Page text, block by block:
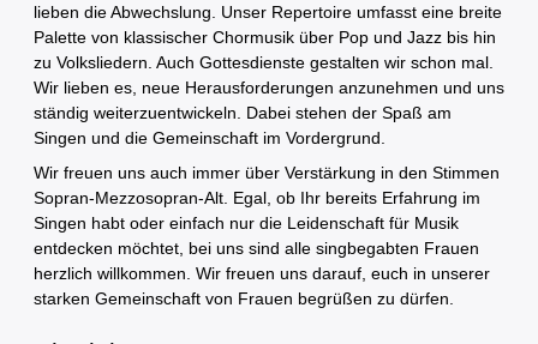
lieben die Abwechslung. Unser Repertoire umfasst eine breite
Palette von klassischer Chormusik über Pop und Jazz bis hin
zu Volksliedern. Auch Gottesdienste gestalten wir schon mal.
Wir lieben es, neue Herausforderungen anzunehmen und uns
ständig weiterzuentwickeln. Dabei stehen der Spaß am
Singen und die Gemeinschaft im Vordergrund.
Wir freuen uns auch immer über Verstärkung in den Stimmen
Sopran-Mezzosopran-Alt. Egal, ob Ihr bereits Erfahrung im
Singen habt oder einfach nur die Leidenschaft für Musik
entdecken möchtet, bei uns sind alle singbegabten Frauen
herzlich willkommen. Wir freuen uns darauf, euch in unserer
starken Gemeinschaft von Frauen begrüßen zu dürfen.